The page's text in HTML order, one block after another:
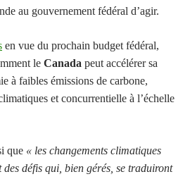
au gouvernement fédéral d’agir.
en vue du prochain budget fédéral,
le Canada peut accélérer sa
à faibles émissions de carbone,
et concurrentielle à l’échelle
que « les changements climatiques
des défis qui, bien gérés, se traduiront